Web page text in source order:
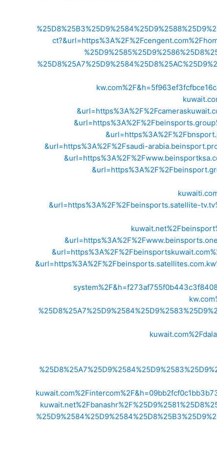
&url=https%3A%2F%2Fsaudi-
&url=https%3A%2F%2Fbeinsports.satellite-